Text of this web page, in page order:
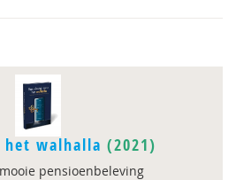
het walhalla (2021)
pensioenbeleving